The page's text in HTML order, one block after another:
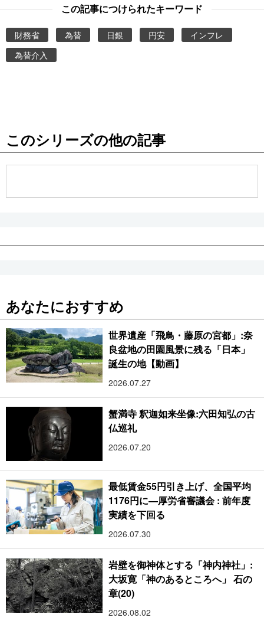
この記事につけられたキーワード
財務省 為替 日銀 円安
インフレ
為替介入
このシリーズの他の記事
あなたにおすすめ
世界遺産「飛鳥・藤原の宮都」:奈
良盆地の田園風景に残る「日本」
誕生の地【動画】
2026.07.27
蟹満寺 釈迦如来坐像:六田知弘の古
仏巡礼
2026.07.20
最低賃金55円引き上げ、全国平均
1176円に―厚労省審議会 : 前年度
実績を下回る
2026.07.30
岩壁を御神体とする「神内神社」:
大坂寛「神のあるところへ」 石の
章(20)
2026.08.02